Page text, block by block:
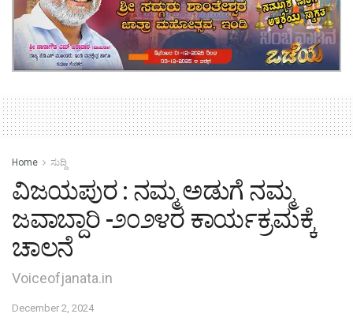
Home ಸುದ್ದಿ
ವಿಜಯಪುರ : ನಮ್ಮ ಅಡುಗೆ ನಮ್ಮ
ಜವಾಬ್ದಾರಿ -೨೦೨೪ರ ಕಾರ್ಯಕ್ರಮಕ್ಕೆ
ಚಾಲನೆ
Voiceofjanata.in
December 2, 2024